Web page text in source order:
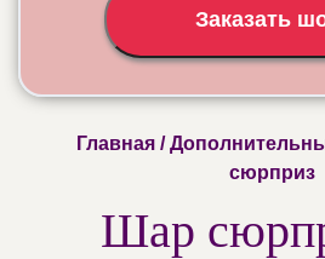
Заказать
Главная/
сюрприз
Шар